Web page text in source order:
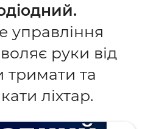
управління
руки від
тримати та
ліхтар.